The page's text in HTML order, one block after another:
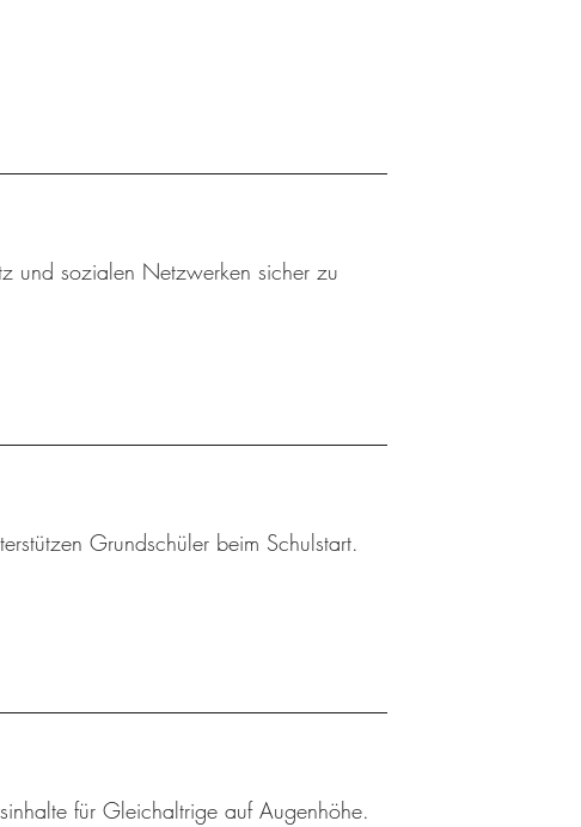
und sozialen Netzwerken sicher zu
Grundschüler beim Schulstart.
für Gleichaltrige auf Augenhöhe.